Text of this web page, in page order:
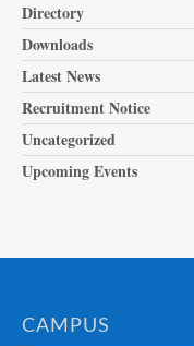
Directory
Downloads
Latest News
Recruitment Notice
Uncategorized
Upcoming Events
CAMPUS